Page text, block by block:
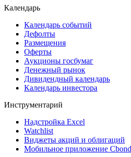
Дивидендный календарь
Календарь
Календарь событий
Дефолты
Размещения
Оферты
Денежный рынок
Календарь инвестора
Инструментарий